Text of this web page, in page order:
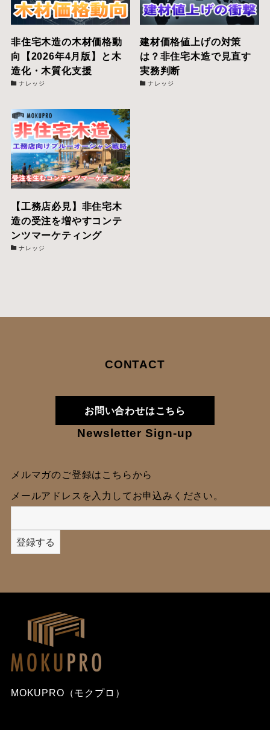
非住宅木造の木材価格動
向【2026年4月版】と木
造化・木質化支援
ナレッジ
建材価格値上げの対策
は？非住宅木造で見直す
実務判断
ナレッジ
【工務店必見】非住宅木
造の受注を増やすコンテ
ンツマーケティング
ナレッジ
CONTACT
お問い合わせはこちら
Newsletter Sign-up
メルマガのご登録はこちらから
メールアドレスを入力してお申込みください。
MOKUPRO（モクプロ）